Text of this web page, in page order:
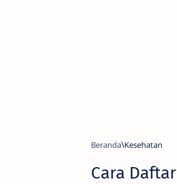
Beranda Kesehatan
Cara Daftar